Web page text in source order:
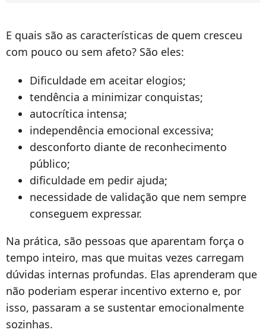
E quais são as características de quem cresceu
com pouco ou sem afeto? São eles:
Dificuldade em aceitar elogios;
tendência a minimizar conquistas;
autocrítica intensa;
independência emocional excessiva;
desconforto diante de reconhecimento
público;
dificuldade em pedir ajuda;
necessidade de validação que nem sempre
conseguem expressar.
Na prática, são pessoas que aparentam força o
tempo inteiro, mas que muitas vezes carregam
dúvidas internas profundas. Elas aprenderam que
não poderiam esperar incentivo externo e, por
isso, passaram a se sustentar emocionalmente
sozinhas.